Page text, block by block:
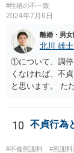
料の支払いを受
偶者に別途請求
があるかと思わ
#性格の不一致
2024年7月6日
離婚・男
北川 雄士
①について、調停
くなければ、不
と思います。 た
償のこともある
も良いように思
よって程度・経
断言できません
10 不貞行為
#不倫慰謝料 #慰謝